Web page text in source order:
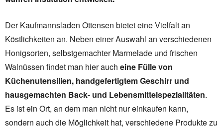
Der Kaufmannsladen Ottensen bietet eine Vielfalt an
Köstlichkeiten an. Neben einer Auswahl an verschiedenen
Honigsorten, selbstgemachter Marmelade und frischen
Walnüssen findet man hier auch eine Fülle von
Küchenutensilien, handgefertigtem Geschirr und
hausgemachten Back- und Lebensmittelspezialitäten.
Es ist ein Ort, an dem man nicht nur einkaufen kann,
sondern auch die Möglichkeit hat, verschiedene Produkte zu